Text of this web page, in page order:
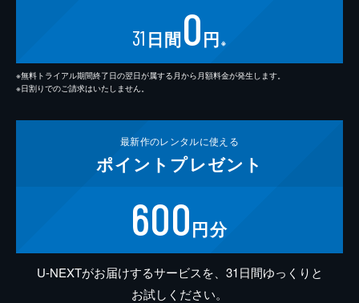
31 日間0円 ※
※無料トライアル期間終了日の翌日が属する月から月額料金が発生します。
※日割りでのご請求はいたしません。
最新作のレンタルに使える
ポイント プレゼント
600円分
U-NEXTがお届けするサービスを、31日間ゆっくりと
お試しください。